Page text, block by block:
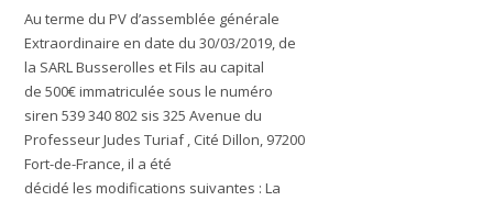
Au terme du PV d’assemblée générale
Extraordinaire en date du 30/03/2019, de
la SARL Busserolles et Fils au capital
de 500€ immatriculée sous le numéro
siren 539 340 802 sis 325 Avenue du
Professeur Judes Turiaf , Cité Dillon, 97200
Fort-de-France, il a été
décidé les modifications suivantes : La